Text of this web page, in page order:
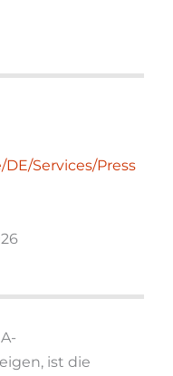
Services/Press
ist die